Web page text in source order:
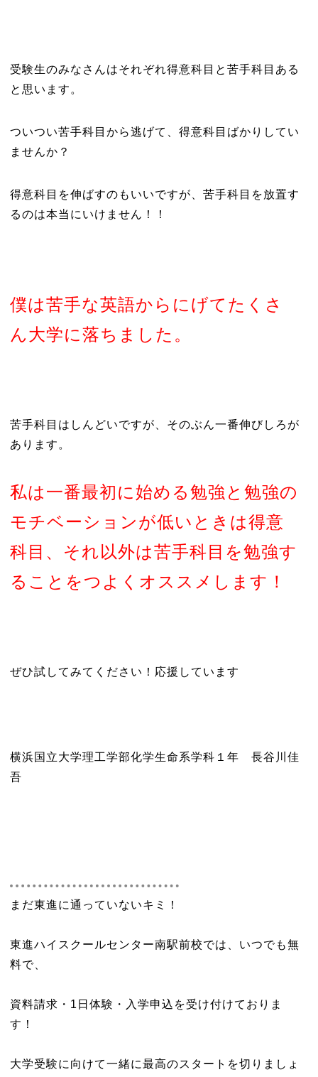
受験生のみなさんはそれぞれ得意科目と苦手科目ある
と思います。
ついつい苦手科目から逃げて、得意科目ばかりしてい
ませんか？
得意科目を伸ばすのもいいですが、苦手科目を放置す
るのは本当にいけません！！
僕は苦手な英語からにげてたくさ
ん大学に落ちました。
苦手科目はしんどいですが、そのぶん一番伸びしろが
あります。
私は一番最初に始める勉強と勉強の
モチベーションが低いときは得意
科目、それ以外は苦手科目を勉強す
ることをつよくオススメします！
ぜひ試してみてください！応援しています
横浜国立大学理工学部化学生命系学科１年 長谷川佳
吾
まだ東進に通っていないキミ！
東進ハイスクールセンター南駅前校では、いつでも無
料で、
資料請求・1日体験・入学申込を受け付けておりま
す！
大学受験に向けて一緒に最高のスタートを切りましょ